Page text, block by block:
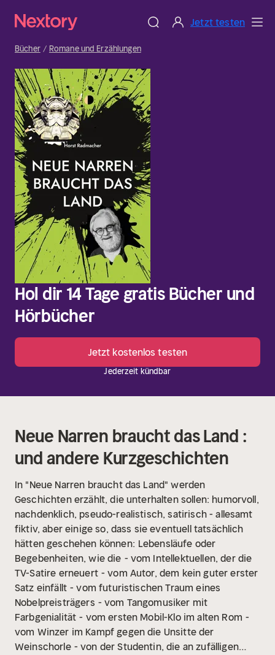
Jetzt testen
Bücher Romane und Erzählungen
Hol dir 14 Tage gratis Bücher und
Hörbücher
Jetzt kostenlos testen
Jederzeit kündbar
Neue Narren braucht das Land :
und andere Kurzgeschichten
In "Neue Narren braucht das Land" werden
Geschichten erzählt, die unterhalten sollen: humorvoll,
nachdenklich, pseudo-realistisch, satirisch - allesamt
fiktiv, aber einige so, dass sie eventuell tatsächlich
hätten geschehen können: Lebensläufe oder
Begebenheiten, wie die - vom Intellektuellen, der die
TV-Satire erneuert - vom Autor, dem kein guter erster
Satz einfällt - vom futuristischen Traum eines
Nobelpreisträgers - vom Tangomusiker mit
Farbgenialität - vom ersten Mobil-Klo im alten Rom -
vom Winzer im Kampf gegen die Unsitte der
Weinschorle - von der Studentin, die an zufälligen